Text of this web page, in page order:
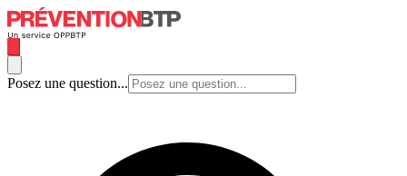
Posez une question...